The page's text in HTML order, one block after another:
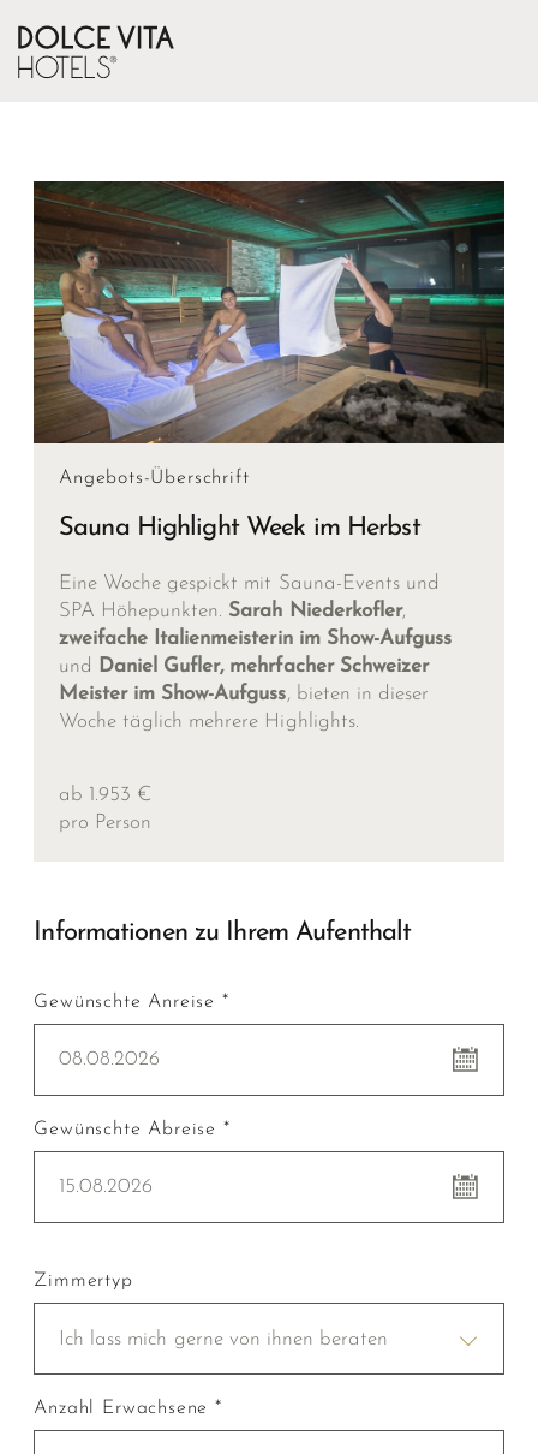
Angebots-Überschrift
Sauna Highlight Week im Herbst
Eine Woche gespickt mit Sauna-Events und
SPA Höhepunkten. Sarah Niederkofler,
zweifache Italienmeisterin im Show-Aufguss
und
Daniel Gufler, mehrfacher Schweizer
Meister im Show-Aufguss, bieten in dieser
Woche täglich mehrere Highlights.
ab 1.953 €
pro Person
Informationen zu Ihrem Aufenthalt
Gewünschte Anreise *
08.08.2026
Gewünschte Abreise *
15.08.2026
Zimmertyp
Ich lass mich gerne von ihnen beraten
Anzahl Erwachsene *